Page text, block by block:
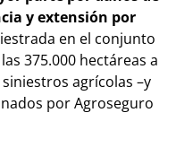
y extensión por
en el conjunto
375.000 hectáreas a
agrícolas –y
por Agroseguro